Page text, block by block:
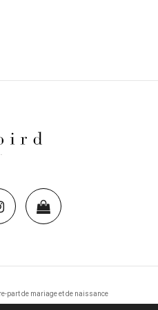
part de mariage et de naissance